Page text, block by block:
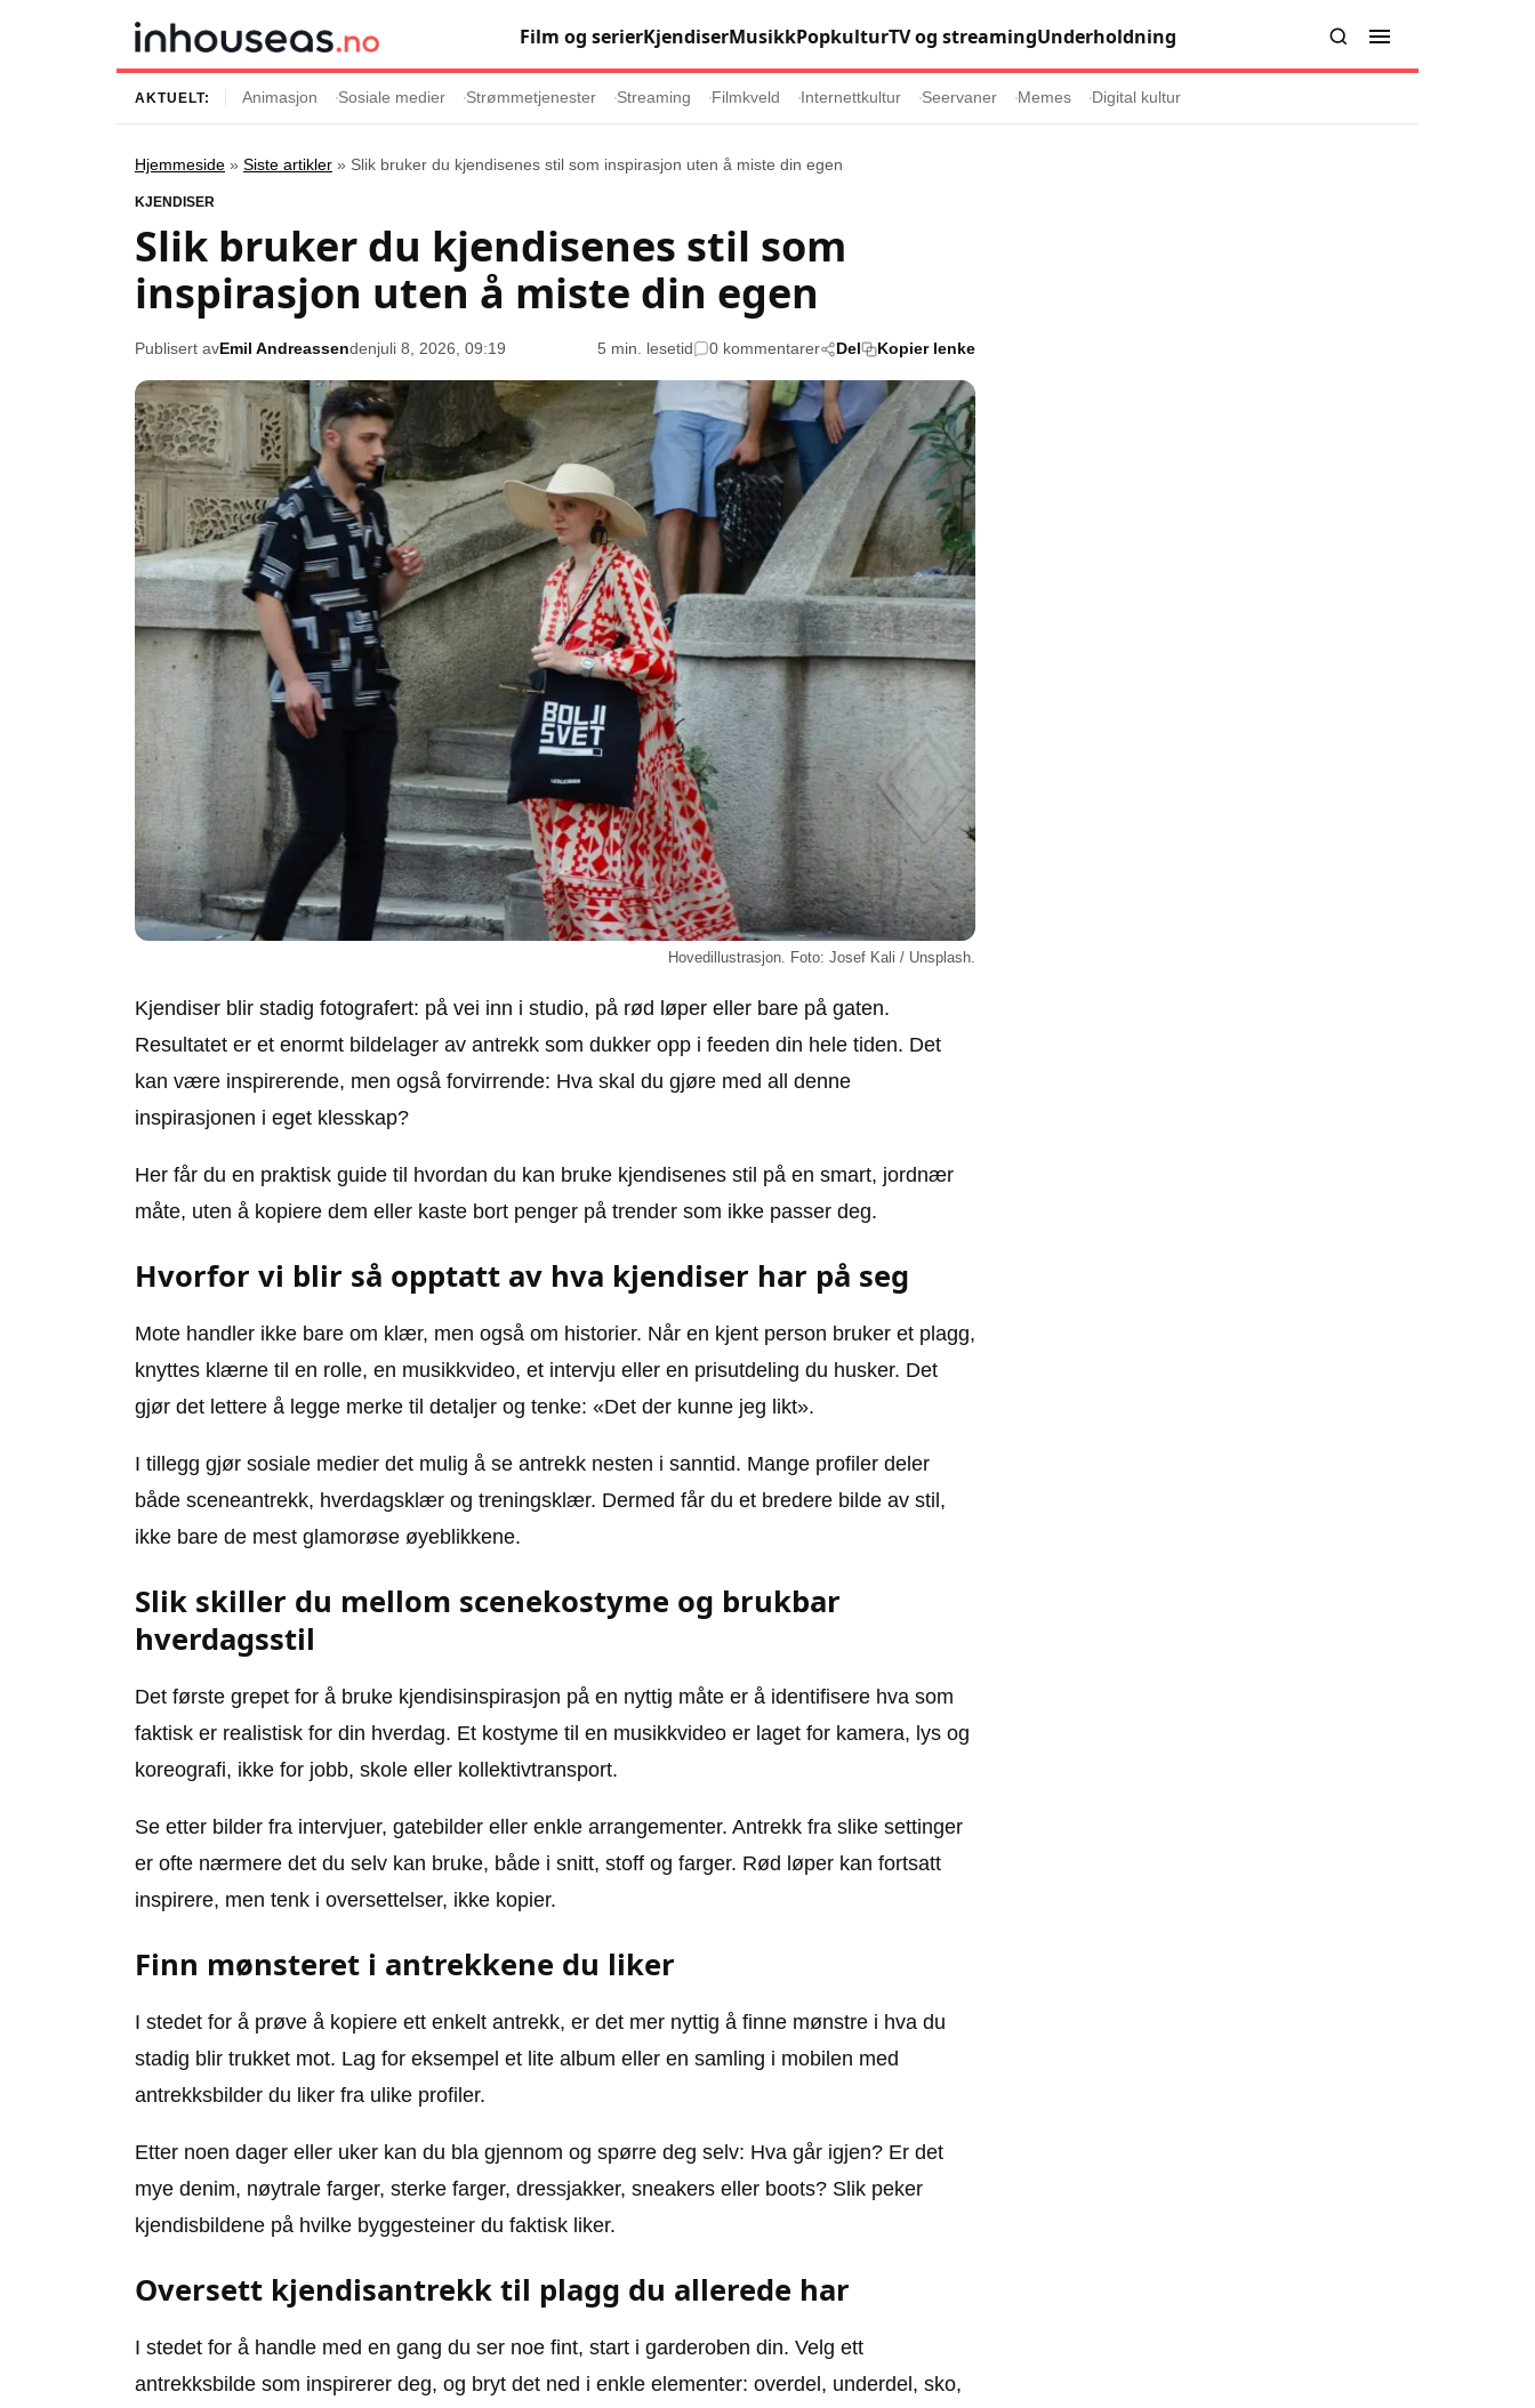
Film og serierKjendiserMusikkPopkulturTV og streamingUnderholdning
Innhold
Siste artikler
Film og serier
Musikk og artister
Popkultur
TV og streaming
Underholdning
Kjendiser
Strømmetjenester
TV-serier
Internettkultur
Gaming
Animasjon
Sosiale medier
Filmkveld
Seervaner
Soundtrack
Etiske retningslinjer
Personvernerklæring
Redaksjonell policy
AKTUELT: Animasjon Sosiale medier Strømmetjenester Streaming Filmkveld Internettkultur Seervaner Memes Digital kultur
Hjemmeside » Siste artikler » Slik bruker du kjendisenes stil som inspirasjon uten å miste din egen
KJENDISER
Slik bruker du kjendisenes stil som
inspirasjon uten å miste din egen
Publisert avEmil Andreassendenjuli 8, 2026, 09:19 5 min. lesetid 0 kommentarer Del Kopier lenke
Hovedillustrasjon. Foto: Josef Kali / Unsplash.
Kjendiser blir stadig fotografert: på vei inn i studio, på rød løper eller bare på gaten.
Resultatet er et enormt bildelager av antrekk som dukker opp i feeden din hele tiden. Det
kan være inspirerende, men også forvirrende: Hva skal du gjøre med all denne
inspirasjonen i eget klesskap?
Her får du en praktisk guide til hvordan du kan bruke kjendisenes stil på en smart, jordnær
måte, uten å kopiere dem eller kaste bort penger på trender som ikke passer deg.
Hvorfor vi blir så opptatt av hva kjendiser har på seg
Mote handler ikke bare om klær, men også om historier. Når en kjent person bruker et plagg,
knyttes klærne til en rolle, en musikkvideo, et intervju eller en prisutdeling du husker. Det
gjør det lettere å legge merke til detaljer og tenke: «Det der kunne jeg likt».
I tillegg gjør sosiale medier det mulig å se antrekk nesten i sanntid. Mange profiler deler
både sceneantrekk, hverdagsklær og treningsklær. Dermed får du et bredere bilde av stil,
ikke bare de mest glamorøse øyeblikkene.
Slik skiller du mellom scenekostyme og brukbar
hverdagsstil
Det første grepet for å bruke kjendisinspirasjon på en nyttig måte er å identifisere hva som
faktisk er realistisk for din hverdag. Et kostyme til en musikkvideo er laget for kamera, lys og
koreografi, ikke for jobb, skole eller kollektivtransport.
Se etter bilder fra intervjuer, gatebilder eller enkle arrangementer. Antrekk fra slike settinger
er ofte nærmere det du selv kan bruke, både i snitt, stoff og farger. Rød løper kan fortsatt
inspirere, men tenk i oversettelser, ikke kopier.
Finn mønsteret i antrekkene du liker
I stedet for å prøve å kopiere ett enkelt antrekk, er det mer nyttig å finne mønstre i hva du
stadig blir trukket mot. Lag for eksempel et lite album eller en samling i mobilen med
antrekksbilder du liker fra ulike profiler.
Etter noen dager eller uker kan du bla gjennom og spørre deg selv: Hva går igjen? Er det
mye denim, nøytrale farger, sterke farger, dressjakker, sneakers eller boots? Slik peker
kjendisbildene på hvilke byggesteiner du faktisk liker.
Oversett kjendisantrekk til plagg du allerede har
I stedet for å handle med en gang du ser noe fint, start i garderoben din. Velg ett
antrekksbilde som inspirerer deg, og bryt det ned i enkle elementer: overdel, underdel, sko,